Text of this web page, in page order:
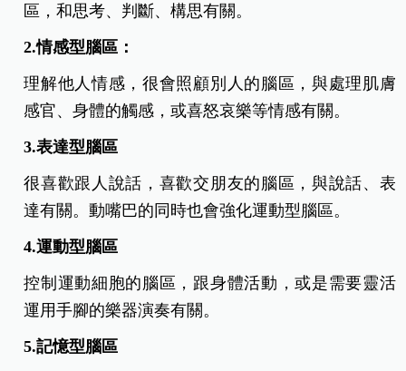
區，和思考、判斷、構思有關。
2.情感型腦區：
理解他人情感，很會照顧別人的腦區，與處理肌膚
感官、身體的觸感，或喜怒哀樂等情感有關。
3.表達型腦區
很喜歡跟人說話，喜歡交朋友的腦區，與說話、表
達有關。動嘴巴的同時也會強化運動型腦區。
4.運動型腦區
控制運動細胞的腦區，跟身體活動，或是需要靈活
運用手腳的樂器演奏有關。
5.記憶型腦區